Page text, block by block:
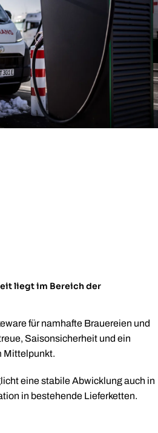
liegt im Bereich der
für namhafte Brauereien und
Saisonsicherheit und ein
Mittelpunkt.
eine stabile Abwicklung auch in
in bestehende Lieferketten.